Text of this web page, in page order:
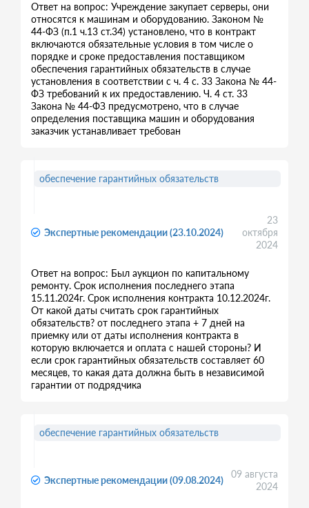
Ответ на вопрос: Учреждение закупает серверы, они
относятся к машинам и оборудованию. Законом №
44-ФЗ (п.1 ч.13 ст.34) установлено, что в контракт
включаются обязательные условия в том числе о
порядке и сроке предоставления поставщиком
обеспечения гарантийных обязательств в случае
установления в соответствии с ч. 4 с. 33 Закона № 44-
ФЗ требований к их предоставлению. Ч. 4 ст. 33
Закона № 44-ФЗ предусмотрено, что в случае
определения поставщика машин и оборудования
заказчик устанавливает требован
Экспертные рекомендации (23.10.2024)
23
октября
2024
Ответ на вопрос: Был аукцион по капитальному
ремонту. Срок исполнения последнего этапа
15.11.2024г. Срок исполнения контракта 10.12.2024г.
От какой даты считать срок гарантийных
обязательств? от последнего этапа + 7 дней на
приемку или от даты исполнения контракта в
которую включается и оплата с нашей стороны? И
если срок гарантийных обязательств составляет 60
месяцев, то какая дата должна быть в независимой
гарантии от подрядчика
обеспечение гарантийных обязательств
Экспертные рекомендации (09.08.2024)
09 августа
2024
обеспечение гарантийных обязательств